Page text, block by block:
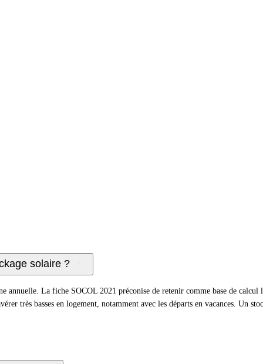
solaire ?
La fiche SOCOL 2021 préconise de retenir comme base de
très basses en logement, notamment avec les départs en vacances. Un